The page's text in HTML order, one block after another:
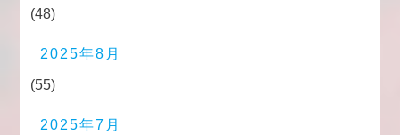
(48)
2025年8月
(55)
2025年7月